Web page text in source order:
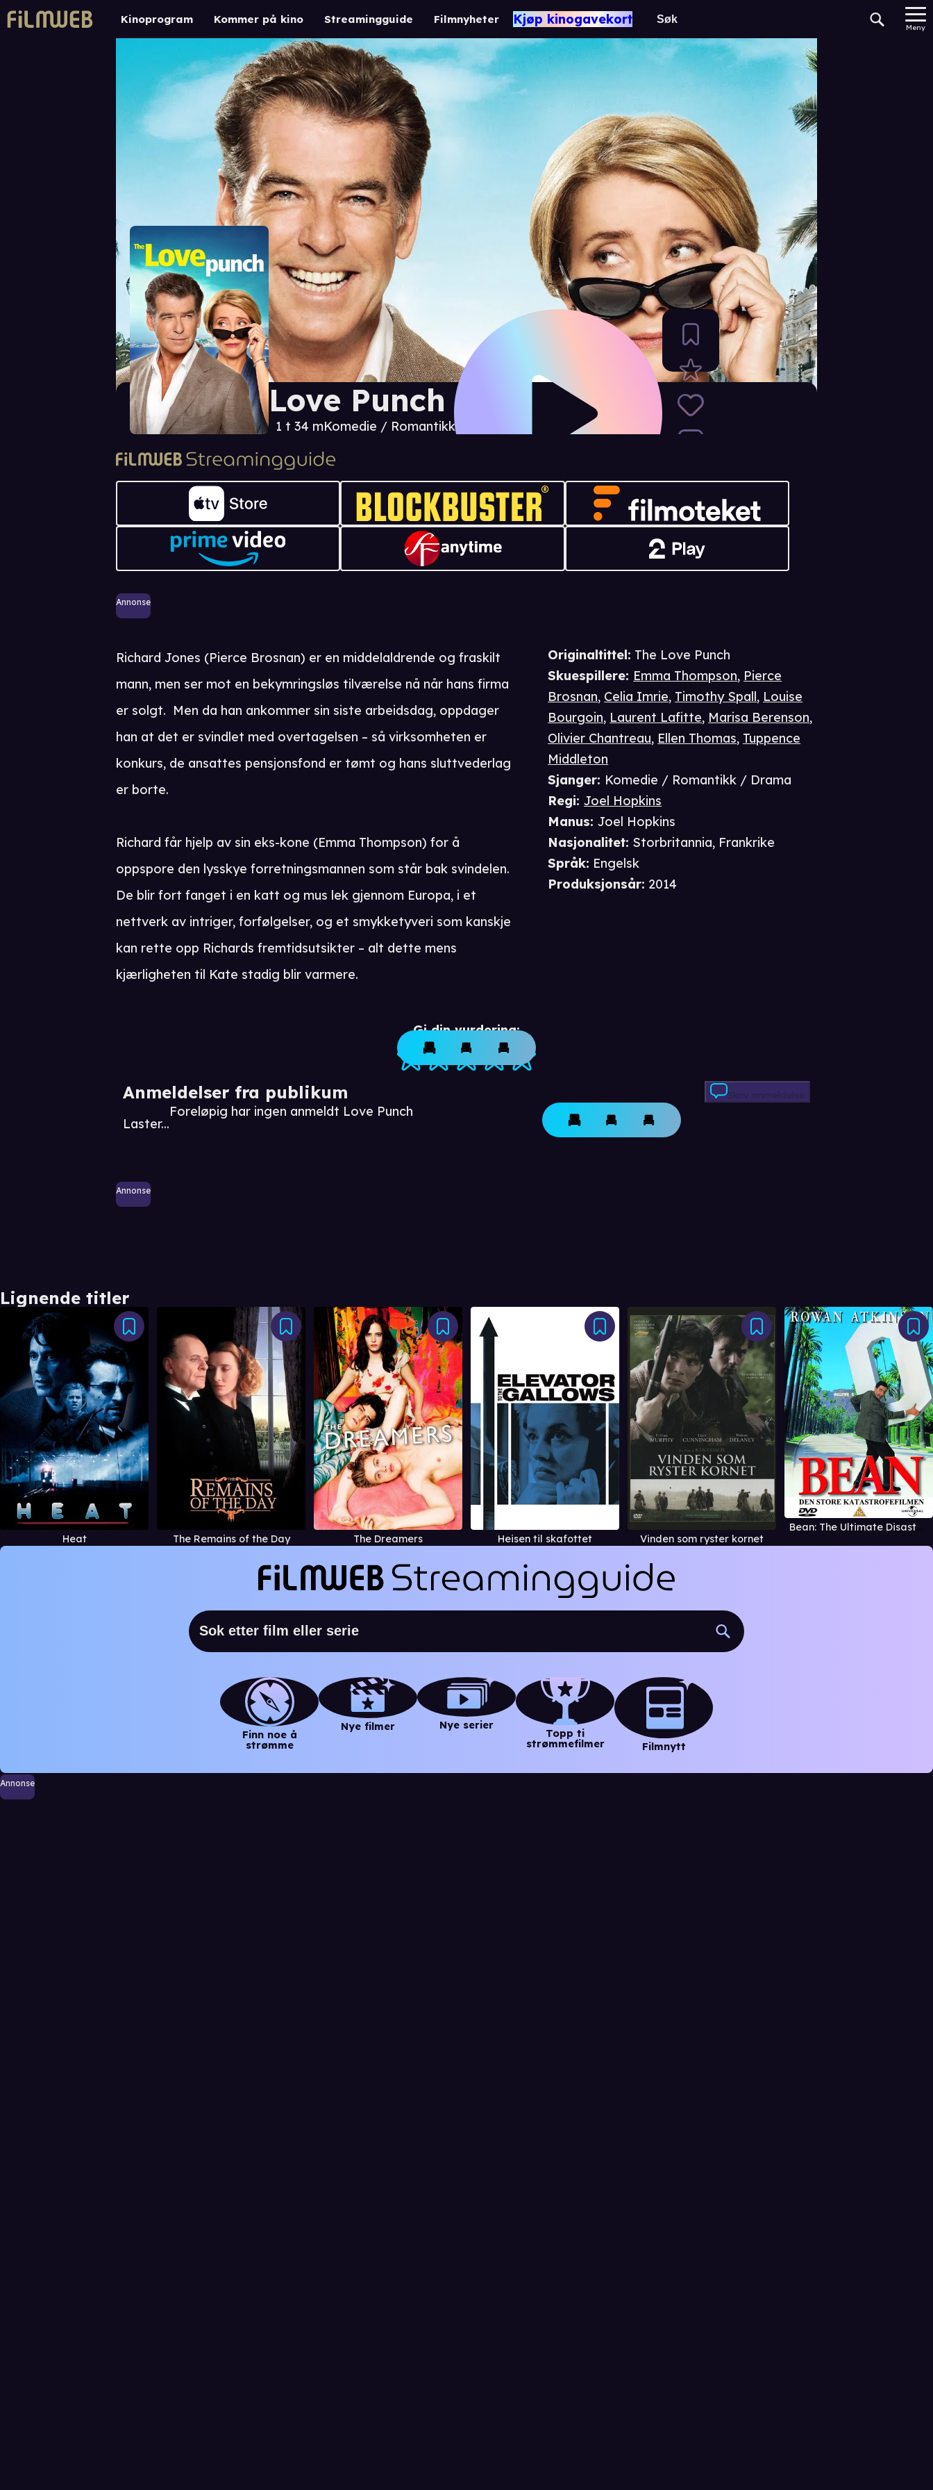
Kinoprogram Kommer på kino Streamingguide Filmnyheter Kjøp kinogavekort
Meny
Love Punch
1 t 34 mKomedie / Romantikk / Drama
Annonse
Gi din vurdering:
Anmeldelser fra publikum
Laster...
Foreløpig har ingen anmeldt Love Punch
Skriv anmeldelse
Annonse
Originaltittel: The Love Punch
Skuespillere: Emma Thompson, Pierce
Brosnan, Celia Imrie, Timothy Spall, Louise
Bourgoin, Laurent Lafitte, Marisa Berenson,
Olivier Chantreau, Ellen Thomas, Tuppence
Middleton
Sjanger: Komedie / Romantikk / Drama
Regi:Joel Hopkins
Manus:Joel Hopkins
Nasjonalitet: Storbritannia, Frankrike
Språk: Engelsk
Produksjonsår: 2014
Richard Jones (Pierce Brosnan) er en middelaldrende og fraskilt
mann, men ser mot en bekymringsløs tilværelse nå når hans firma
er solgt. Men da han ankommer sin siste arbeidsdag, oppdager
han at det er svindlet med overtagelsen – så virksomheten er
konkurs, de ansattes pensjonsfond er tømt og hans sluttvederlag
er borte.
Richard får hjelp av sin eks-kone (Emma Thompson) for å
oppspore den lysskye forretningsmannen som står bak svindelen.
De blir fort fanget i en katt og mus lek gjennom Europa, i et
nettverk av intriger, forfølgelser, og et smykketyveri som kanskje
kan rette opp Richards fremtidsutsikter – alt dette mens
kjærligheten til Kate stadig blir varmere.
Lignende titler
Heat The Remains of the Day The Dreamers Heisen til skafottet Vinden som ryster kornet
Bean: The Ultimate Disaster Movie (1997)
Finn noe å
strømme
Nye filmer Nye serier
Topp ti
strømmefilmer
Filmnytt
Annonse